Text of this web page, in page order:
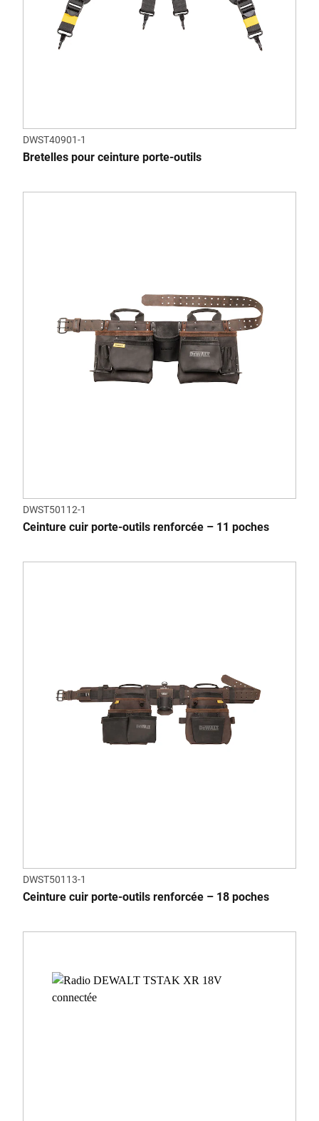
DWST40901-1
Bretelles pour ceinture porte-outils
DWST50112-1
Ceinture cuir porte-outils renforcée – 11 poches
DWST50113-1
Ceinture cuir porte-outils renforcée – 18 poches